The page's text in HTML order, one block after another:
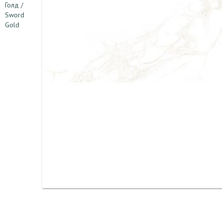
Голд /
Sword
Gold